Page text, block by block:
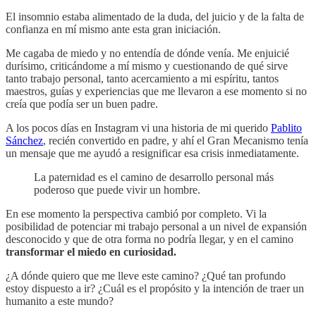
El insomnio estaba alimentado de la duda, del juicio y de la falta de
confianza en mí mismo ante esta gran iniciación.
Me cagaba de miedo y no entendía de dónde venía. Me enjuicié
durísimo, criticándome a mí mismo y cuestionando de qué sirve
tanto trabajo personal, tanto acercamiento a mi espíritu, tantos
maestros, guías y experiencias que me llevaron a ese momento si no
creía que podía ser un buen padre.
A los pocos días en Instagram vi una historia de mi querido Pablito
Sánchez, recién convertido en padre, y ahí el Gran Mecanismo tenía
un mensaje que me ayudó a resignificar esa crisis inmediatamente.
La paternidad es el camino de desarrollo personal más
poderoso que puede vivir un hombre.
En ese momento la perspectiva cambió por completo. Vi la
posibilidad de potenciar mi trabajo personal a un nivel de expansión
desconocido y que de otra forma no podría llegar, y en el camino
transformar el miedo en curiosidad.
¿A dónde quiero que me lleve este camino? ¿Qué tan profundo
estoy dispuesto a ir? ¿Cuál es el propósito y la intención de traer un
humanito a este mundo?